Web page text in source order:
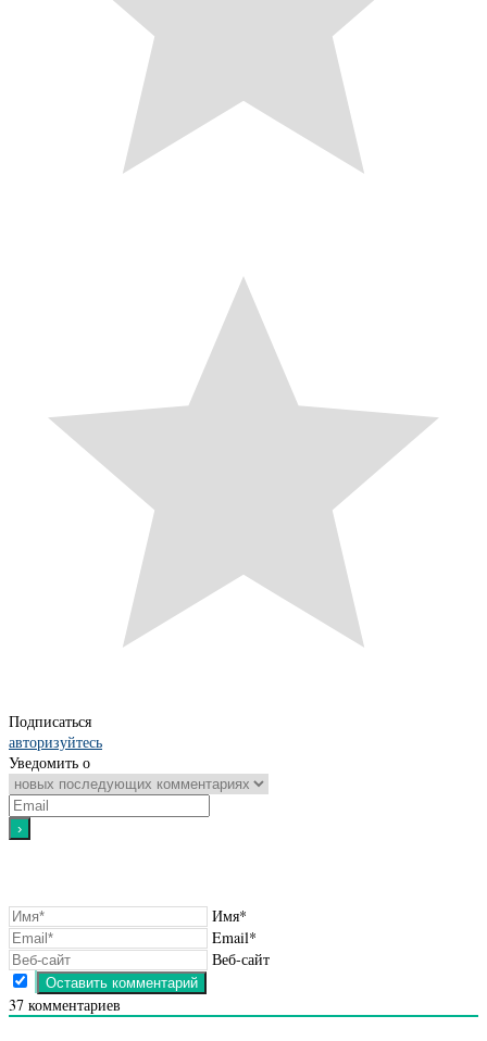
Подписаться
авторизуйтесь
Уведомить о
Имя*
Email*
Веб-сайт
37 комментариев